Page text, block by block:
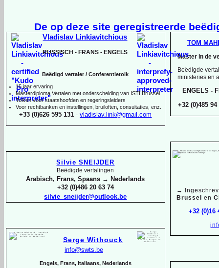
De op deze site geregistreerde
TOM
Master in de
Beëdigde
ministeries en
ENGELS -
+32 (0)485 94
→
Brussel
en
+32 (0)16
Vladislav Linkiavitchious
RUSSISCH - FRANS - ENGELS
Beëdigd vertaler / Conferentietolk
15 jaar ervaring
Masterdiploma Vertalen met onderscheiding van ISTI Brussel
Tolken voor staatshoofden en regeringsleiders
Voor rechtbanken en instellingen, bruiloften, consultaties, enz.
+33 (0)626 595 131 - vladislav.link@gmail.com
Silvie SNEIJDER
Beëdigde vertalingen
Arabisch, Frans, Spaans → Nederlands
+32 (0)486 20 63 74
silvie_sneijder@outlook.be
Serge Withouck
info@swts.be
Engels, Frans, Italiaans, Nederlands